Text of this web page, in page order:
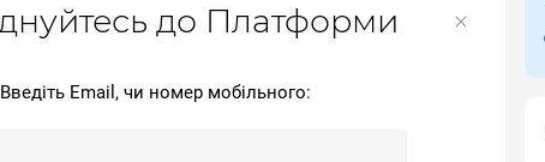
до Платформи
Введіть Email, чи номер мобільного: